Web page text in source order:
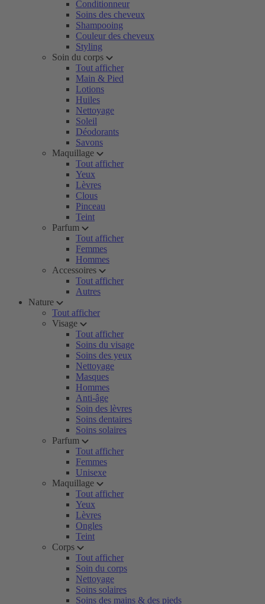
Conditionneur
Soins des cheveux
Shampooing
Couleur des cheveux
Styling
Soin du corps
Tout afficher
Main & Pied
Lotions
Huiles
Nettoyage
Soleil
Déodorants
Savons
Maquillage
Tout afficher
Yeux
Lèvres
Clous
Pinceau
Teint
Parfum
Tout afficher
Femmes
Hommes
Accessoires
Tout afficher
Autres
Nature
Tout afficher
Visage
Tout afficher
Soins du visage
Soins des yeux
Nettoyage
Masques
Hommes
Anti-âge
Soin des lèvres
Soins dentaires
Soins solaires
Parfum
Tout afficher
Femmes
Unisexe
Maquillage
Tout afficher
Yeux
Lèvres
Ongles
Teint
Corps
Tout afficher
Soin du corps
Nettoyage
Soins solaires
Soins des mains & des pieds